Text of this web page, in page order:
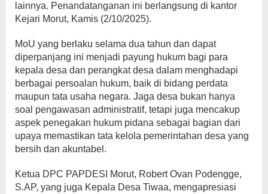
lainnya. Penandatanganan ini berlangsung di kantor
Kejari Morut, Kamis (2/10/2025).
MoU yang berlaku selama dua tahun dan dapat
diperpanjang ini menjadi payung hukum bagi para
kepala desa dan perangkat desa dalam menghadapi
berbagai persoalan hukum, baik di bidang perdata
maupun tata usaha negara. Jaga desa bukan hanya
soal pengawasan administratif, tetapi juga mencakup
aspek penegakan hukum pidana sebagai bagian dari
upaya memastikan tata kelola pemerintahan desa yang
bersih dan akuntabel.
Ketua DPC PAPDESI Morut, Robert Ovan Podengge,
S.AP, yang juga Kepala Desa Tiwaa, mengapresiasi